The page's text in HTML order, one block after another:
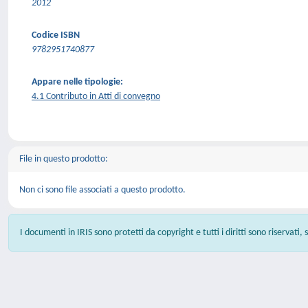
2012
Codice ISBN
9782951740877
Appare nelle tipologie:
4.1 Contributo in Atti di convegno
File in questo prodotto:
Non ci sono file associati a questo prodotto.
I documenti in IRIS sono protetti da copyright e tutti i diritti sono riservati,